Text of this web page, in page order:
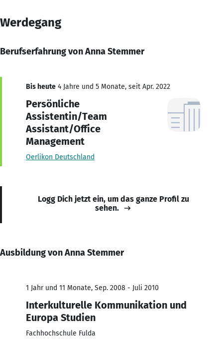
Werdegang
Berufserfahrung von Anna Stemmer
Bis heute 4 Jahre und 5 Monate, seit Apr. 2022
Persönliche
Assistentin/Team
Assistant/Office
Management
Oerlikon Deutschland
Logg Dich jetzt ein, um das ganze Profil zu
sehen.
Ausbildung von Anna Stemmer
1 Jahr und 11 Monate, Sep. 2008 - Juli 2010
Interkulturelle Kommunikation und
Europa Studien
Fachhochschule Fulda